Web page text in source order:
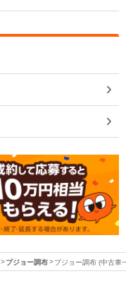
プジョー調布 プジョー調布 (中古車